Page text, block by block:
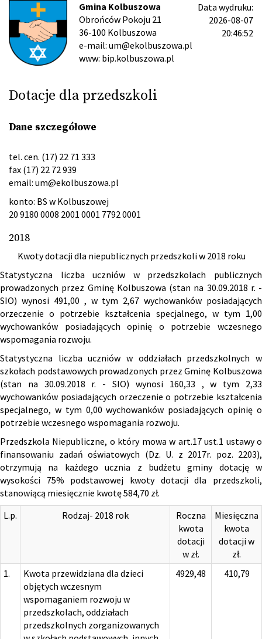
Gmina Kolbuszowa
Obrońców Pokoju 21
36-100 Kolbuszowa
e-mail: um@ekolbuszowa.pl
www: bip.kolbuszowa.pl
Data wydruku:
2026-08-07
20:46:52
Dotacje dla przedszkoli
Dane szczegółowe
tel. cen. (17) 22 71 333
fax (17) 22 72 939
email: um@ekolbuszowa.pl
konto: BS w Kolbuszowej
20 9180 0008 2001 0001 7792 0001
2018
Kwoty dotacji dla niepublicznych przedszkoli w 2018 roku
Statystyczna liczba uczniów w przedszkolach publicznych
prowadzonych przez Gminę Kolbuszowa (stan na 30.09.2018 r. -
SIO) wynosi 491,00 , w tym 2,67 wychowanków posiadających
orzeczenie o potrzebie kształcenia specjalnego, w tym 1,00
wychowanków posiadających opinię o potrzebie wczesnego
wspomagania rozwoju.
Statystyczna liczba uczniów w oddziałach przedszkolnych w
szkołach podstawowych prowadzonych przez Gminę Kolbuszowa
(stan na 30.09.2018 r. - SIO) wynosi 160,33 , w tym 2,33
wychowanków posiadających orzeczenie o potrzebie kształcenia
specjalnego, w tym 0,00 wychowanków posiadających opinię o
potrzebie wczesnego wspomagania rozwoju.
Przedszkola Niepubliczne, o który mowa w art.17 ust.1 ustawy o
finansowaniu zadań oświatowych (Dz. U. z 2017r. poz. 2203),
otrzymują na każdego ucznia z budżetu gminy dotację w
wysokości 75% podstawowej kwoty dotacji dla przedszkoli,
stanowiącą miesięcznie kwotę 584,70 zł.
L.p.
Rodzaj- 2018 rok
Roczna
kwota
dotacji
w zł.
Miesięczna
kwota
dotacji w
zł.
1.
Kwota przewidziana dla dzieci
objętych wczesnym
wspomaganiem rozwoju w
przedszkolach, oddziałach
przedszkolnych zorganizowanych
4929,48 410,79